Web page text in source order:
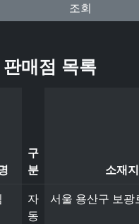
조회
매점 목록
구
분
소재지
자
동
서울 용산구 보광